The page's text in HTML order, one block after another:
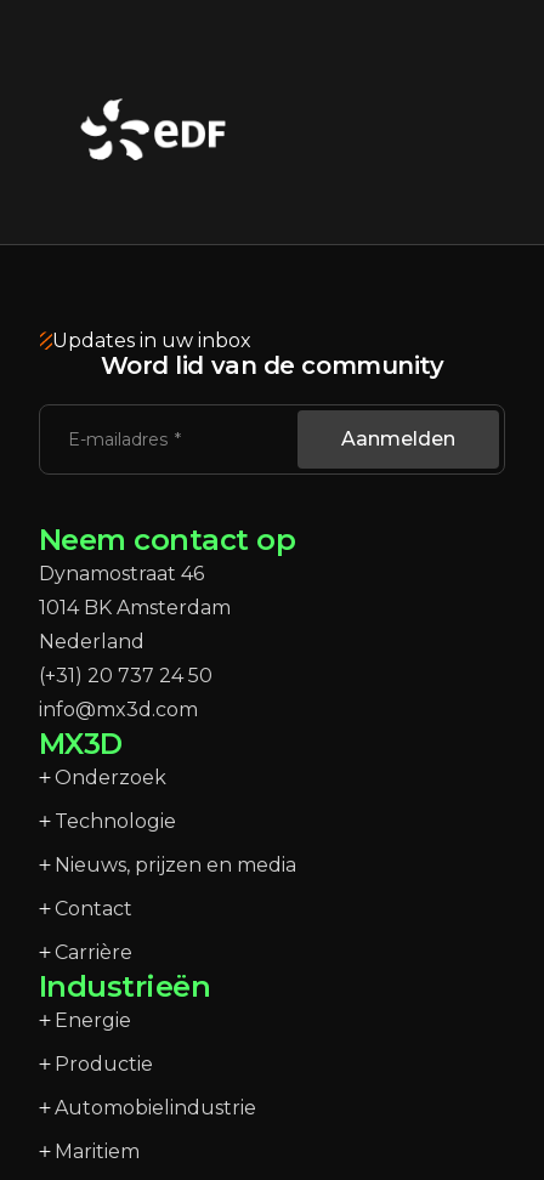
Updates in uw inbox
Word lid van de community
E-mailadres Aanmelden
Neem contact op
Dynamostraat 46
1014 BK Amsterdam
Nederland
(+31) 20 737 24 50
info@mx3d.com
MX3D
Onderzoek
Technologie
Nieuws, prijzen en media
Contact
Carrière
Industrieën
Energie
Productie
Automobielindustrie
Maritiem